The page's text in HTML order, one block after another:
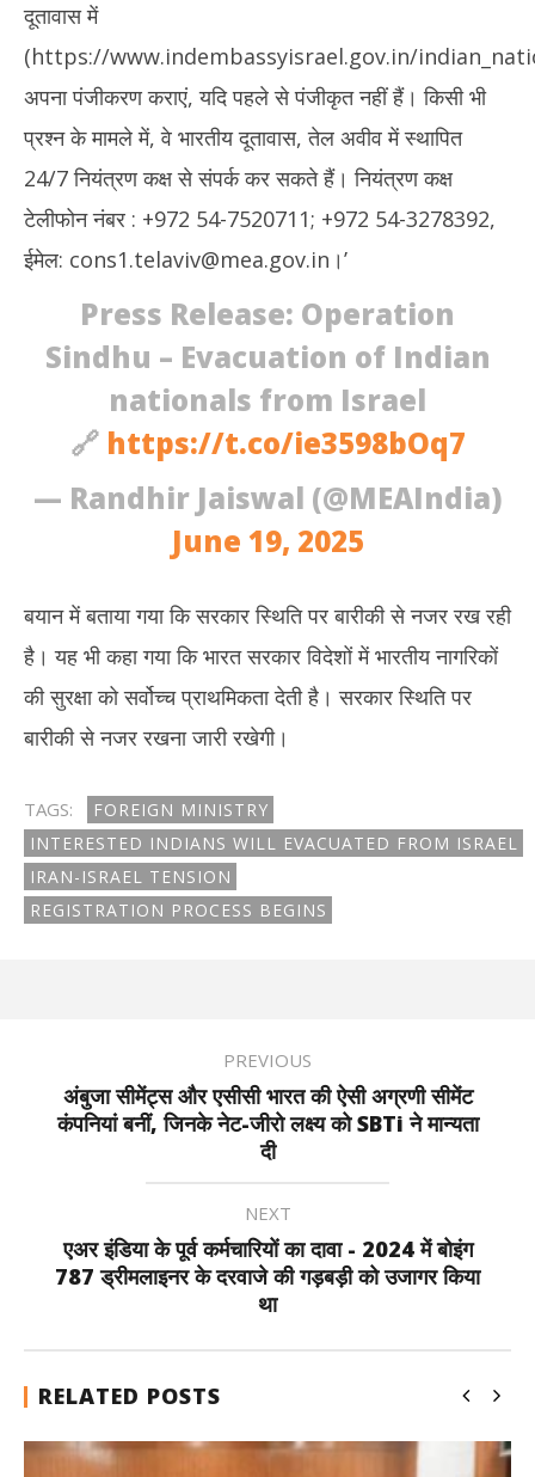
दूतावास में
(https://www.indembassyisrael.gov.in/
अपना पंजीकरण कराएं, यदि पहले से पंजीकृत नहीं हैं। किसी भी
प्रश्न के मामले में, वे भारतीय दूतावास, तेल अवीव में स्थापित
24/7 नियंत्रण कक्ष से संपर्क कर सकते हैं। नियंत्रण कक्ष
टेलीफोन नंबर : +972 54-7520711; +972 54-3278392,
ईमेल: cons1.telaviv@mea.gov.in।’
Press Release: Operation
Sindhu – Evacuation of Indian
nationals from Israel
🔗 https://t.co/ie3598bOq7
— Randhir Jaiswal (@MEAIndia)
June 19, 2025
बयान में बताया गया कि सरकार स्थिति पर बारीकी से नजर रख रही
है। यह भी कहा गया कि भारत सरकार विदेशों में भारतीय नागरिकों
की सुरक्षा को सर्वोच्च प्राथमिकता देती है। सरकार स्थिति पर
बारीकी से नजर रखना जारी रखेगी।
TAGS:
FOREIGN MINISTRY
INTERESTED INDIANS WILL EVACUATED FROM ISRAEL
IRAN-ISRAEL TENSION
REGISTRATION PROCESS BEGINS
PREVIOUS
अंबुजा सीमेंट्स और एसीसी भारत की ऐसी अग्रणी सीमेंट
कंपनियां बनीं, जिनके नेट-जीरो लक्ष्य को SBTi ने मान्यता
दी
NEXT
एअर इंडिया के पूर्व कर्मचारियों का दावा - 2024 में बोइंग
787 ड्रीमलाइनर के दरवाजे की गड़बड़ी को उजागर किया
था
RELATED POSTS